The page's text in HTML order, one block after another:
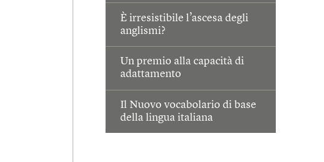
È irresistibile l’ascesa degli
anglismi?
Un premio alla capacità di
adattamento
Il Nuovo vocabolario di base
della lingua italiana